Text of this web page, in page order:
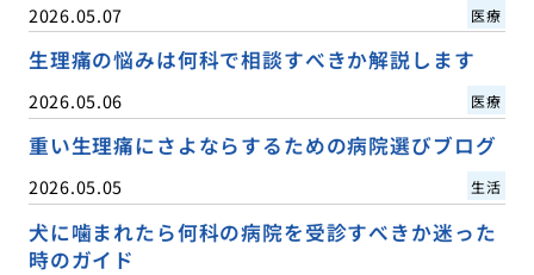
2026.05.07 医療
生理痛の悩みは何科で相談すべきか解説します
2026.05.06 医療
重い生理痛にさよならするための病院選びブログ
2026.05.05 生活
犬に噛まれたら何科の病院を受診すべきか迷った
時のガイド